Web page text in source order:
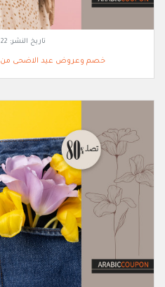
تاريخ النشر: 22 أيار, 2026
خصم وعروض عيد الاضحى من H&M مع كودات اتش & ام